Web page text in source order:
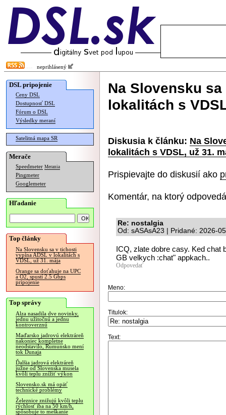
neprihlásený
DSL pripojenie
Ceny DSL
Dostupnosť DSL
Fórum o DSL
Výsledky meraní
Satelitná mapa SR
Merače
Speedmeter Merania
Pingmeter
Googlemeter
Hľadanie
Top články
Na Slovensku sa v tichosti
vypína ADSL v lokalitách s
VDSL, už 31. mája
Orange sa doťahuje na UPC
a O2, spustí 2.5 Gbps
pripojenie
Top správy
Alza nasadila dve novinky,
jednu užitočnú a jednu
kontroverznú
Maďarsko jadrovú elektráreň
nakoniec kompletne
neodstavilo, Rumunsko mení
tok Dunaja
Ďalšia jadrová elektráreň
južne od Slovenska musela
kvôli teplu znížiť výkon
Slovensko.sk má opäť
technické problémy
Železnice znižujú kvôli teplu
rýchlosť iba na 50 km/h,
spôsobuje to meškanie
Na Slovensku
lokalitách s
Diskusia k článku: Na
lokalitách s VDSL, už 31.
Prispievajte do diskusií ako
Komentár, na ktorý
Re: nostalgia
Od: sASAsA23 | Pridané: 2026-
ICQ, zlate dobre casy. Ked chat
GB velkych :chat" appkach..
Odpovedať
Meno:
Titulok:
Text: